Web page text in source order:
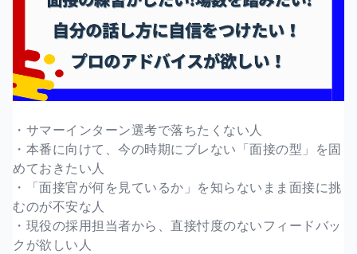
・サマーインターン選考で落ちたくない人
・本番に向けて、今の時期にブレない「面接の型」を固
めておきたい人
・「面接官が何を見ているか」を知らないまま面接に挑
むのが不安な人
・現役の採用担当者から、直接忖度のないフィードバッ
クが欲しい人